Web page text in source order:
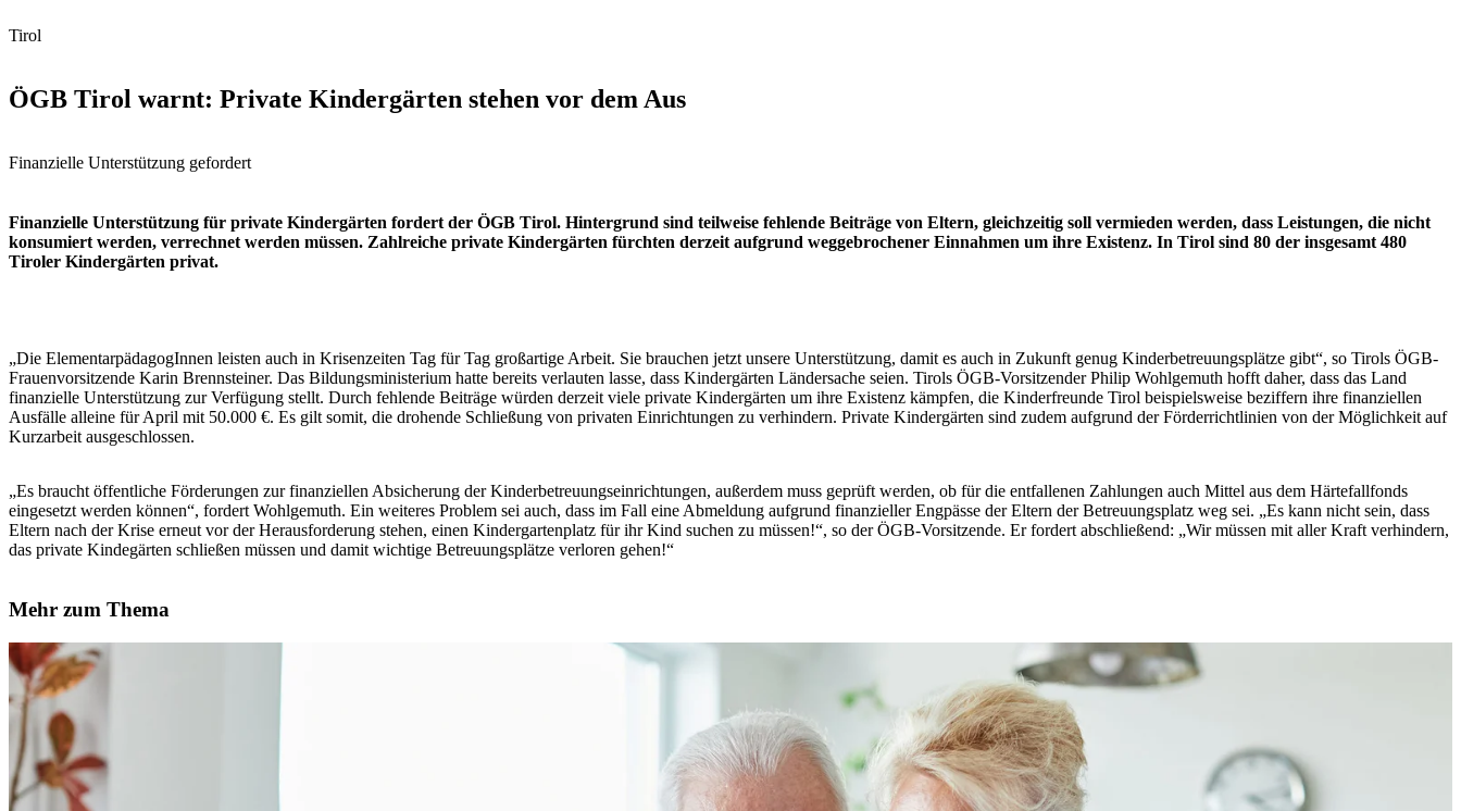
Tirol
ÖGB Tirol warnt: Private Kindergärten stehen vor dem Aus
Finanzielle Unterstützung gefordert
Finanzielle Unterstützung für private Kindergärten fordert der ÖGB Tirol. Hintergrund sind teilweise fehlende Beiträge von Eltern, gleichzeitig soll vermieden werden, dass Leistungen, die nicht
konsumiert werden, verrechnet werden müssen. Zahlreiche private Kindergärten fürchten derzeit aufgrund weggebrochener Einnahmen um ihre Existenz. In Tirol sind 80 der insgesamt 480
Tiroler Kindergärten privat.
„Die ElementarpädagogInnen leisten auch in Krisenzeiten Tag für Tag großartige Arbeit. Sie brauchen jetzt unsere Unterstützung, damit es auch in Zukunft genug Kinderbetreuungsplätze gibt“, so Tirols ÖGB-
Frauenvorsitzende Karin Brennsteiner. Das Bildungsministerium hatte bereits verlauten lasse, dass Kindergärten Ländersache seien. Tirols ÖGB-Vorsitzender Philip Wohlgemuth hofft daher, dass das Land
finanzielle Unterstützung zur Verfügung stellt. Durch fehlende Beiträge würden derzeit viele private Kindergärten um ihre Existenz kämpfen, die Kinderfreunde Tirol beispielsweise beziffern ihre finanziellen
Ausfälle alleine für April mit 50.000 €. Es gilt somit, die drohende Schließung von privaten Einrichtungen zu verhindern. Private Kindergärten sind zudem aufgrund der Förderrichtlinien von der Möglichkeit auf
Kurzarbeit ausgeschlossen.
„Es braucht öffentliche Förderungen zur finanziellen Absicherung der Kinderbetreuungseinrichtungen, außerdem muss geprüft werden, ob für die entfallenen Zahlungen auch Mittel aus dem Härtefallfonds
eingesetzt werden können“, fordert Wohlgemuth. Ein weiteres Problem sei auch, dass im Fall eine Abmeldung aufgrund finanzieller Engpässe der Eltern der Betreuungsplatz weg sei. „Es kann nicht sein, dass
Eltern nach der Krise erneut vor der Herausforderung stehen, einen Kindergartenplatz für ihr Kind suchen zu müssen!“, so der ÖGB-Vorsitzende. Er fordert abschließend: „Wir müssen mit aller Kraft verhindern,
das private Kindegärten schließen müssen und damit wichtige Betreuungsplätze verloren gehen!“
Mehr zum Thema